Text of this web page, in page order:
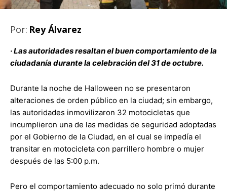
Por: Rey Álvarez
·Las autoridades resaltan el buen comportamiento de la
ciudadanía durante la celebración del 31 de octubre.
Durante la noche de Halloween no se presentaron
alteraciones de orden público en la ciudad; sin embargo,
las autoridades inmovilizaron 32 motocicletas que
incumplieron una de las medidas de seguridad adoptadas
por el Gobierno de la Ciudad, en el cual se impedía el
transitar en motocicleta con parrillero hombre o mujer
después de las 5:00 p.m.
Pero el comportamiento adecuado no solo primó durante